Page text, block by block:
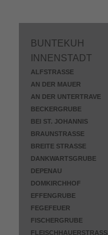
BUNTEKUH
INNENSTADT
ALFSTRASSE
AN DER MAUER
AN DER UNTERTRAVE
BECKERGRUBE
BEI ST. JOHANNIS
BRAUNSTRASSE
BREITE STRASSE
DANKWARTSGRUBE
DEPENAU
DOMKIRCHHOF
EFFENGRUBE
FEGEFEUER
FISCHERGRUBE
FLEISCHHAUERSTRASSE